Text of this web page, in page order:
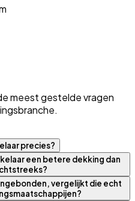
meest gestelde vragen
precies?
een betere dekking dan
vergelijkt die echt